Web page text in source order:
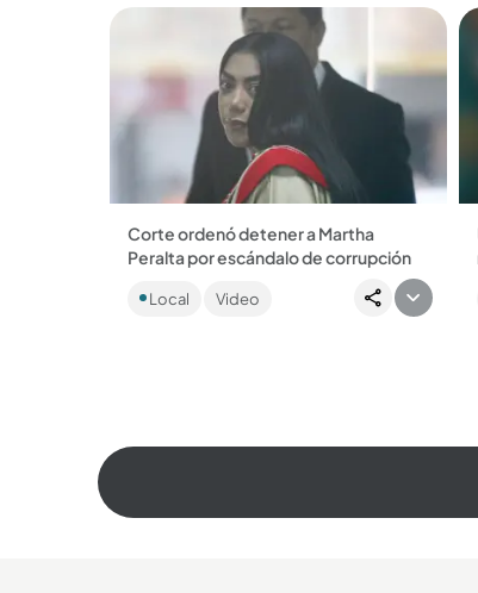
Corte ordenó detener a Martha
Peralta por escándalo de corrupción
parecer, había riesgo de que la
senadora del Pacto Histórico evadiera
Local Video